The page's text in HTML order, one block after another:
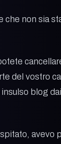
che non sia
del vostro
blog
avevo